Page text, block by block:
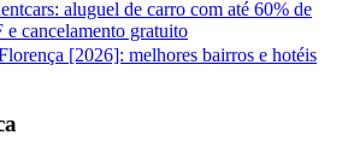
aluguel de carro com até 60% de
e cancelamento gratuito
[2026]: melhores bairros e hotéis